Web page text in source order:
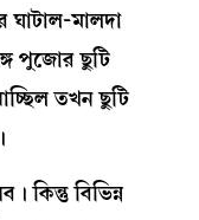
ঘাটাল-মালদা
পুজোর ছুটি
তখন ছুটি
কিন্তু বিভিন্ন